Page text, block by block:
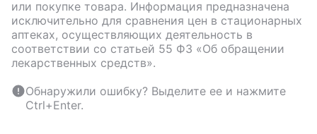
или покупке товара. Информация предназначена
исключительно для сравнения цен в стационарных
аптеках, осуществляющих деятельность в
соответствии со статьей 55 ФЗ «Об обращении
лекарственных средств».
Обнаружили ошибку? Выделите ее и нажмите
Ctrl+Enter.